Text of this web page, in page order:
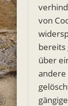
von
bereits
über